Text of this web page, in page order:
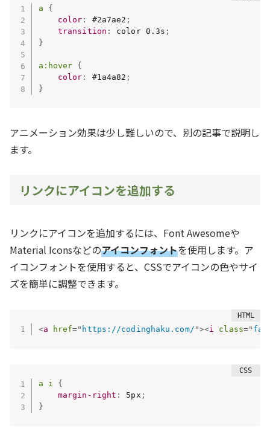
a
{
color : #2a7ae2 ;
transition : color 0.3s ;
}
a:hover {
color : #1a4a82 ;
}
アニメーション効果は少し難しいので、別の記事で説明し
ます。
リンクにアイコンを追加する
リンクにアイコンを追加するには、Font Awesomeや
Material Iconsなどのアイコンフォントを使用します。ア
イコンフォントを使用すると、CSSでアイコンの色やサイ
ズを簡単に調整できます。
<a href=" https://codinghaku.com/ "><i class=" fas
a i
{
margin-right : 5px ;
}